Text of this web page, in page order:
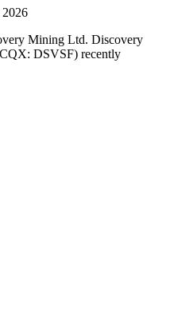
Mining Ltd. Discovery
DSVSF) recently